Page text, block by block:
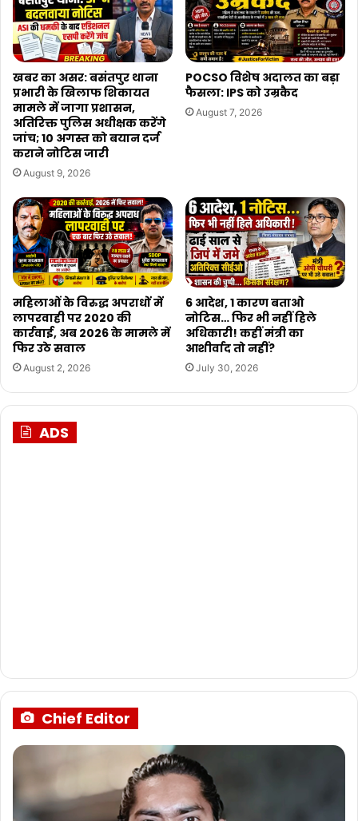
खबर का असर: बसंतपुर थाना
प्रभारी के खिलाफ शिकायत
मामले में जागा प्रशासन,
अतिरिक्त पुलिस अधीक्षक करेंगे
जांच; 10 अगस्त को बयान दर्ज
कराने नोटिस जारी
August 9, 2026
POCSO विशेष अदालत का बड़ा
फैसला: IPS को उम्रकैद
August 7, 2026
महिलाओं के विरुद्ध अपराधों में
लापरवाही पर 2020 की
कार्रवाई, अब 2026 के मामले में
फिर उठे सवाल
August 2, 2026
6 आदेश, 1 कारण बताओ
नोटिस… फिर भी नहीं हिले
अधिकारी! कहीं मंत्री का
आशीर्वाद तो नहीं?
July 30, 2026
ADS
Chief Editor